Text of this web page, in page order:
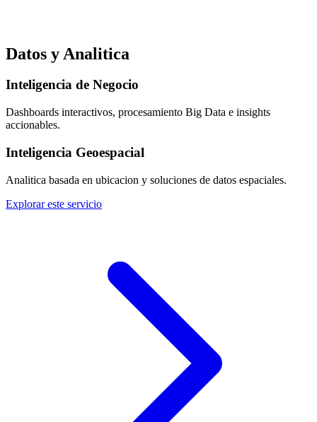
Datos y Analitica
Inteligencia de Negocio
Dashboards interactivos, procesamiento Big Data e insights
accionables.
Inteligencia Geoespacial
Analitica basada en ubicacion y soluciones de datos espaciales.
Explorar este servicio